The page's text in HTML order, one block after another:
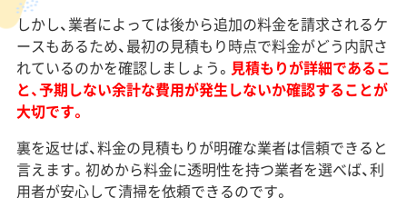
しかし、業者によっては後から追加の料金を請求されるケ
ースもあるため、最初の見積もり時点で料金がどう内訳さ
れているのかを確認しましょう。 見積もりが詳細であるこ
と、予期しない余計な費用が発生しないか確認することが
大切です。
裏を返せば、料金の見積もりが明確な業者は信頼できると
言えます。初めから料金に透明性を持つ業者を選べば、利
用者が安心して清掃を依頼できるのです。